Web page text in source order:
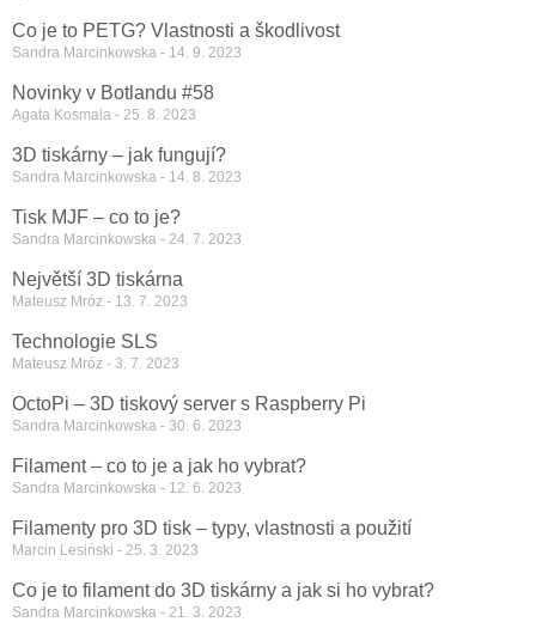
Co je to PETG? Vlastnosti a škodlivost
Sandra Marcinkowska 14. 9. 2023
Novinky v Botlandu #58
Agata Kosmala 25. 8. 2023
3D tiskárny – jak fungují?
Sandra Marcinkowska 14. 8. 2023
Tisk MJF – co to je?
Sandra Marcinkowska 24. 7. 2023
Největší 3D tiskárna
Mateusz Mróz 13. 7. 2023
Technologie SLS
Mateusz Mróz 3. 7. 2023
OctoPi – 3D tiskový server s Raspberry Pi
Sandra Marcinkowska 30. 6. 2023
Filament – co to je a jak ho vybrat?
Sandra Marcinkowska 12. 6. 2023
Filamenty pro 3D tisk – typy, vlastnosti a použití
Marcin Lesiński 25. 3. 2023
Co je to filament do 3D tiskárny a jak si ho vybrat?
Sandra Marcinkowska 21. 3. 2023